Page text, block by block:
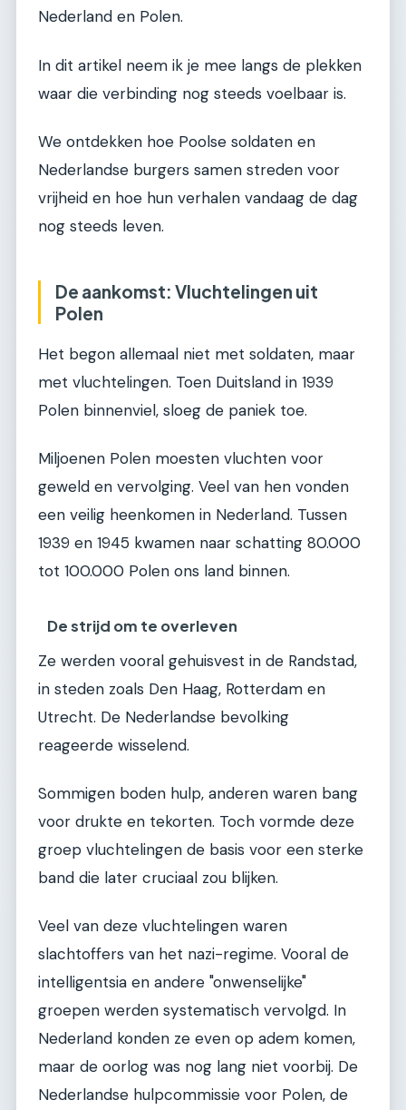
Nederland en Polen.
In dit artikel neem ik je mee langs de plekken
waar die verbinding nog steeds voelbaar is.
We ontdekken hoe Poolse soldaten en
Nederlandse burgers samen streden voor
vrijheid en hoe hun verhalen vandaag de dag
nog steeds leven.
De aankomst: Vluchtelingen uit
Polen
Het begon allemaal niet met soldaten, maar
met vluchtelingen. Toen Duitsland in 1939
Polen binnenviel, sloeg de paniek toe.
Miljoenen Polen moesten vluchten voor
geweld en vervolging. Veel van hen vonden
een veilig heenkomen in Nederland. Tussen
1939 en 1945 kwamen naar schatting 80.000
tot 100.000 Polen ons land binnen.
De strijd om te overleven
Ze werden vooral gehuisvest in de Randstad,
in steden zoals Den Haag, Rotterdam en
Utrecht. De Nederlandse bevolking
reageerde wisselend.
Sommigen boden hulp, anderen waren bang
voor drukte en tekorten. Toch vormde deze
groep vluchtelingen de basis voor een sterke
band die later cruciaal zou blijken.
Veel van deze vluchtelingen waren
slachtoffers van het nazi-regime. Vooral de
intelligentsia en andere "onwenselijke"
groepen werden systematisch vervolgd. In
Nederland konden ze even op adem komen,
maar de oorlog was nog lang niet voorbij. De
Nederlandse hulpcommissie voor Polen, de